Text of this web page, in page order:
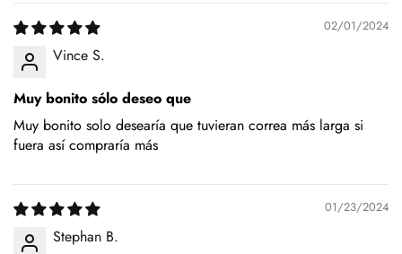
02/01/2024
Vince S.
Muy bonito sólo deseo que
Muy bonito solo desearía que tuvieran correa más larga si
fuera así compraría más
01/23/2024
Stephan B.